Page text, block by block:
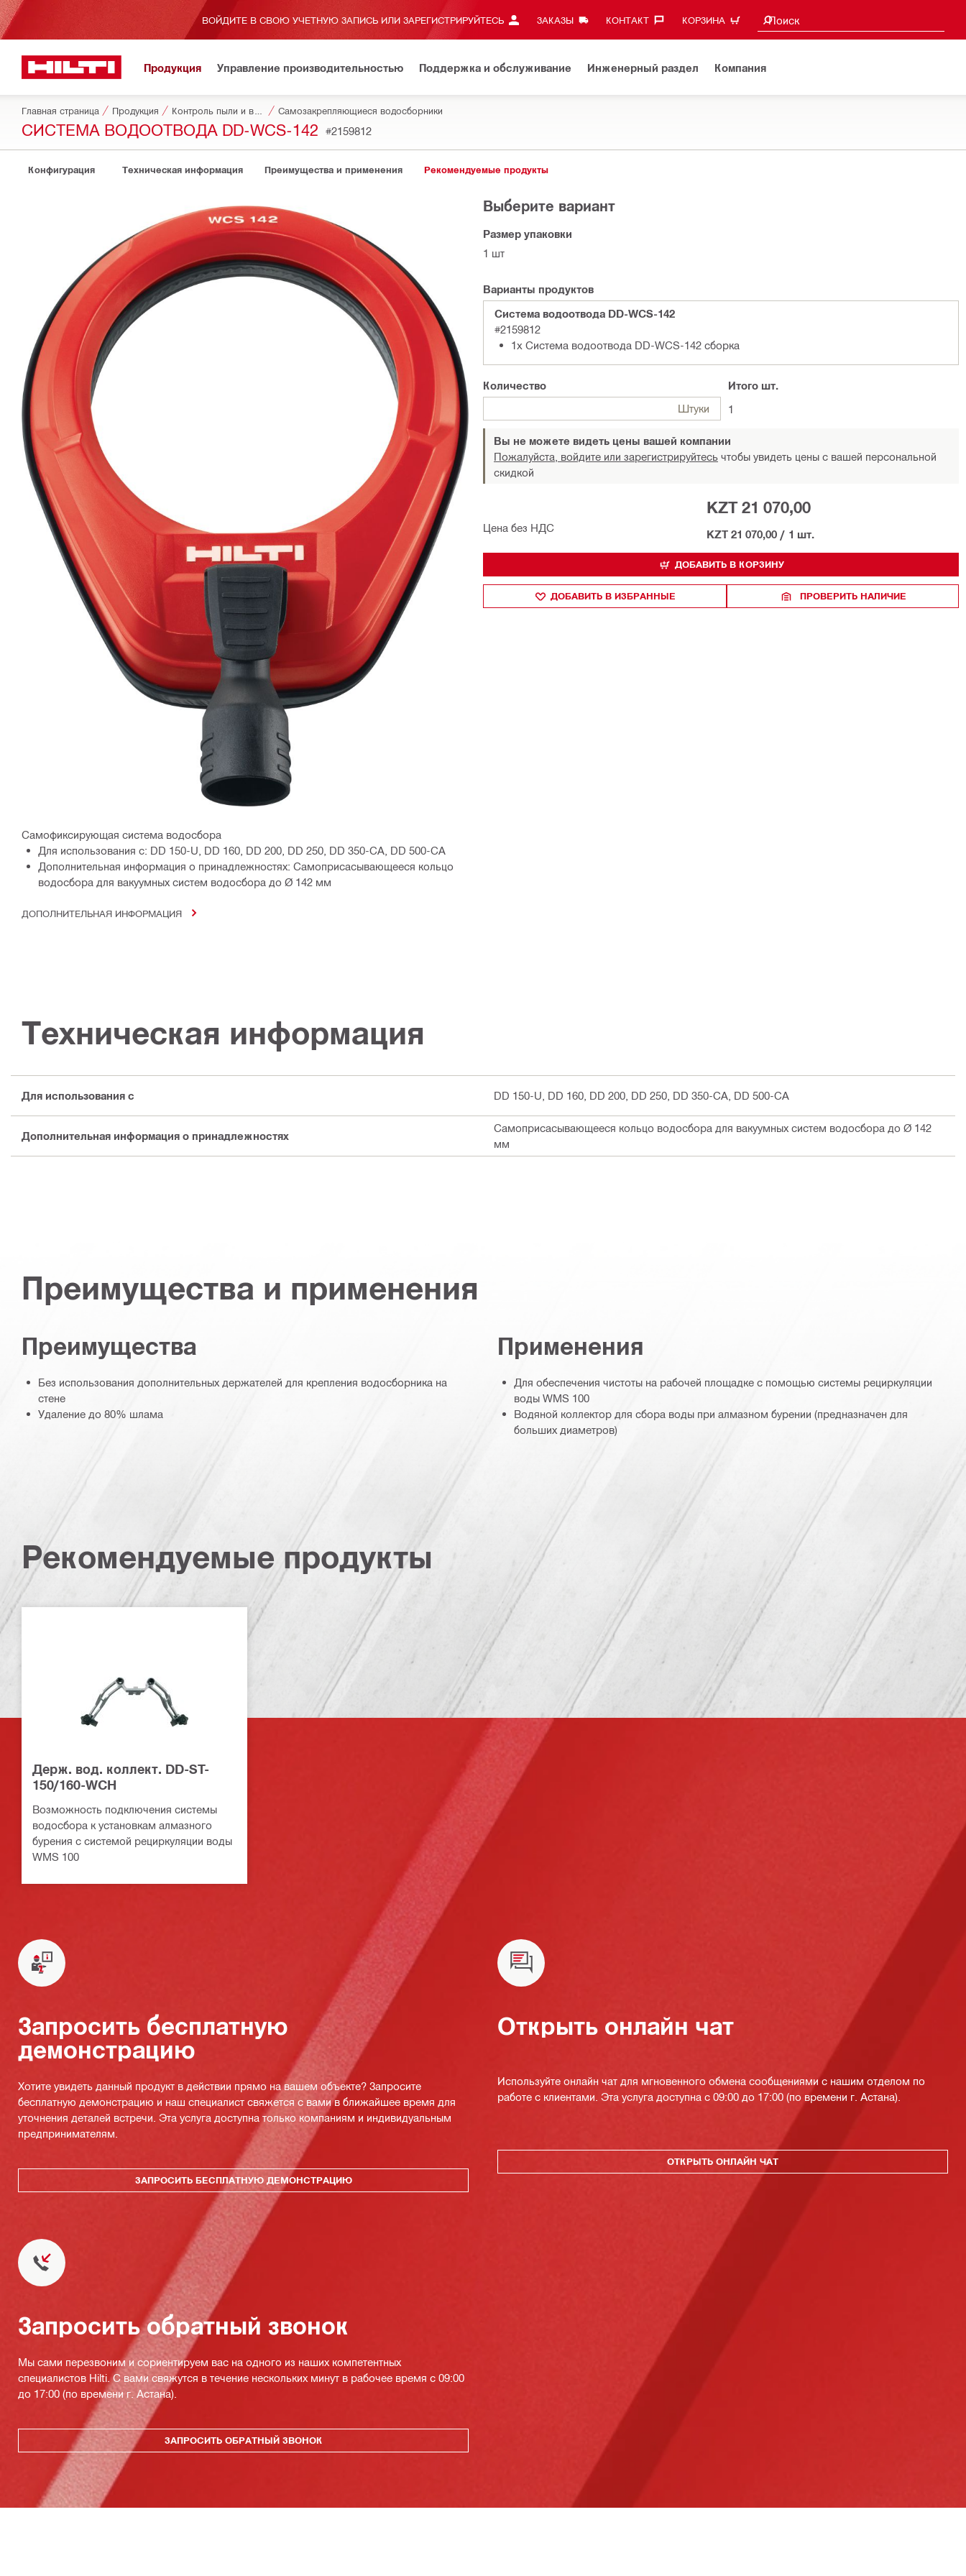
ВОЙДИТЕ В СВОЮ УЧЕТНУЮ ЗАПИСЬ ИЛИ ЗАРЕГИСТРИРУЙТЕСЬ ЗАКАЗЫ КОНТАКТ‎ КОРЗИНА Поиск
Поиск предложений
Продукция Управление производительностью Поддержка и обслуживание Инженерный раздел Компания
Главная страница Продукция Самозакрепляющиеся водосборники
СИСТЕМА ВОДООТВОДА DD-WCS-142 #2159812
Конфигурация Техническая информация Преимущества и применения Рекомендуемые продукты
Самофиксирующая система водосбора
Для использования с: DD 150-U, DD 160, DD 200, DD 250, DD 350-CA, DD 500-CA
Дополнительная информация о принадлежностях: Самоприсасывающееся кольцо
водосбора для вакуумных систем водосбора до Ø 142 мм
ДОПОЛНИТЕЛЬНАЯ ИНФОРМАЦИЯ
Выберите вариант
Размер упаковки
1 шт
Варианты продуктов
Система водоотвода DD-WCS-142
#2159812
1x Система водоотвода DD-WCS-142 сборка
Количество
Штуки
Итого шт.
1
Вы не можете видеть цены вашей компании
Пожалуйста, войдите или зарегистрируйтесь чтобы увидеть цены с вашей персональной
скидкой
Цена без НДС
KZT 21 070,00
KZT 21 070,00 / 1 шт.
ДОБАВИТЬ В КОРЗИНУ
ДОБАВИТЬ В ИЗБРАННЫЕ ПРОВЕРИТЬ НАЛИЧИЕ
Техническая информация
Для использования с DD 150-U, DD 160, DD 200, DD 250, DD 350-CA, DD 500-CA
Дополнительная информация о принадлежностях
Самоприсасывающееся кольцо водосбора для вакуумных систем водосбора до Ø 142
мм
Преимущества и применения
Преимущества
Без использования дополнительных держателей для крепления водосборника на
стене
Удаление до 80% шлама
Применения
Для обеспечения чистоты на рабочей площадке с помощью системы рециркуляции
воды WMS 100
Водяной коллектор для сбора воды при алмазном бурении (предназначен для
больших диаметров)
Рекомендуемые продукты
Держ. вод. коллект. DD-ST-
150/160-WCH
Возможность подключения системы
водосбора к установкам алмазного
бурения с системой рециркуляции воды
WMS 100
Запросить бесплатную
демонстрацию
Хотите увидеть данный продукт в действии прямо на вашем объекте? Запросите
бесплатную демонстрацию и наш специалист свяжется с вами в ближайшее время для
уточнения деталей встречи. Эта услуга доступна только компаниям и индивидуальным
предпринимателям.
ЗАПРОСИТЬ БЕСПЛАТНУЮ ДЕМОНСТРАЦИЮ
Открыть онлайн чат
Используйте онлайн чат для мгновенного обмена сообщениями с нашим отделом по
работе с клиентами. Эта услуга доступна с 09:00 до 17:00 (по времени г. Астана).
ОТКРЫТЬ ОНЛАЙН ЧАТ
Запросить обратный звонок
Мы сами перезвоним и сориентируем вас на одного из наших компетентных
специалистов Hilti. С вами свяжутся в течение нескольких минут в рабочее время с 09:00
до 17:00 (по времени г. Астана).
ЗАПРОСИТЬ ОБРАТНЫЙ ЗВОНОК